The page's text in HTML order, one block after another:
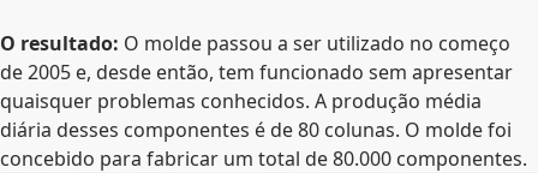
O resultado: O molde passou a ser utilizado no começo
de 2005 e, desde então, tem funcionado sem apresentar
quaisquer problemas conhecidos. A produção média
diária desses componentes é de 80 colunas. O molde foi
concebido para fabricar um total de 80.000 componentes.